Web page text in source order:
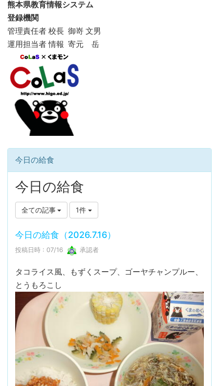
熊本県教育情報システム
登録機関
管理責任者 校長 御嵜 文男
運用担当者 情報 寄元 岳
今日の給食
今日の給食
全ての記事 1件
今日の給食（2026.7.16）
投稿日時 : 07/16 承認者
タコライス風、もずくスープ、ゴーヤチャンプルー、
とうもろこし